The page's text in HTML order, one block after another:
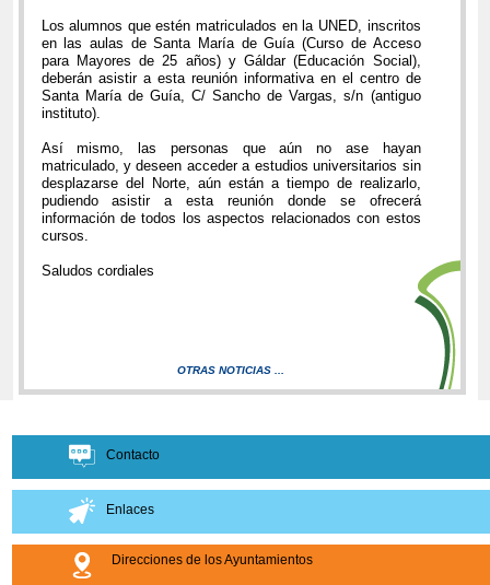
Los alumnos que estén matriculados en la UNED, inscritos
en las aulas de Santa María de Guía (Curso de Acceso
para Mayores de 25 años) y Gáldar (Educación Social),
deberán asistir a esta reunión informativa en el centro de
Santa María de Guía, C/ Sancho de Vargas, s/n (antiguo
instituto).
Así mismo, las personas que aún no ase hayan
matriculado, y deseen acceder a estudios universitarios sin
desplazarse del Norte, aún están a tiempo de realizarlo,
pudiendo asistir a esta reunión donde se ofrecerá
información de todos los aspectos relacionados con estos
cursos.
Saludos cordiales
OTRAS NOTICIAS ...
Contacto
Enlaces
Direcciones de los Ayuntamientos